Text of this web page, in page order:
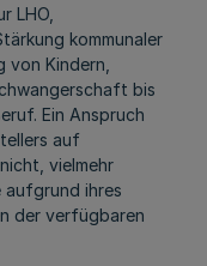
LHO,
kommunaler
Kindern,
bis
Ein Anspruch
auf
vielmehr
aufgrund ihres
der verfügbaren